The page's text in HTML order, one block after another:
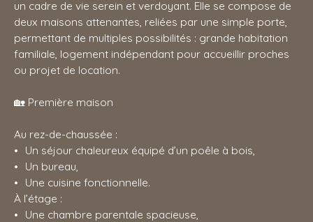
un cadre de vie serein et verdoyant. Elle se compose de
deux maisons attenantes, reliées par une simple porte,
permettant de multiples possibilités : grande habitation
familiale, logement indépendant pour accueillir proches
ou projet de location.
🏡 Première maison
Au rez-de-chaussée :
Un séjour chaleureux équipé d’un poêle à bois,
Un bureau,
Une cuisine fonctionnelle.
À l’étage :
Une chambre parentale spacieuse,